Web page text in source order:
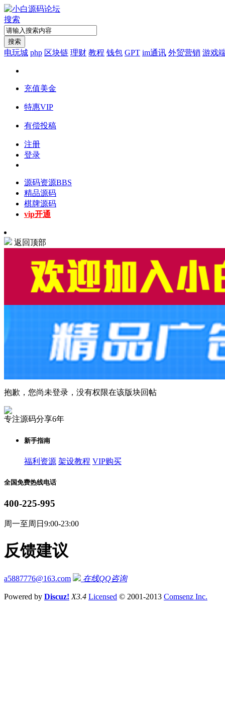
搜索
搜索
电玩城 php 区块链 理财 教程 钱包 GPT im通讯 外贸营销 游戏
充值美金
特惠VIP
有偿投稿
注册
登录
源码资源BBS
精品源码
棋牌源码
vip开通
返回顶部
抱歉，您尚未登录，没有权限在该版块回帖
专注源码分享6年
新手指南
福利资源 架设教程 VIP购买
全国免费热线电话
400-225-995
周一至周日9:00-23:00
反馈建议
a5887776@163.com 在线QQ咨询
Powered by Discuz! X3.4 Licensed © 2001-2013 Comsenz Inc.